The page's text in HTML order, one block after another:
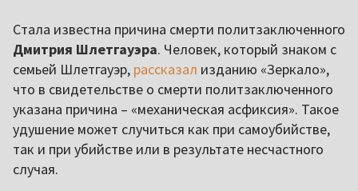
Стала известна причина смерти политзаключенного
Дмитрия Шлетгауэра. Человек, который знаком с
семьей Шлетгауэр, рассказал изданию «Зеркало»,
что в свидетельстве о смерти политзаключенного
указана причина – «механическая асфиксия». Такое
удушение может случиться как при самоубийстве,
так и при убийстве или в результате несчастного
случая.